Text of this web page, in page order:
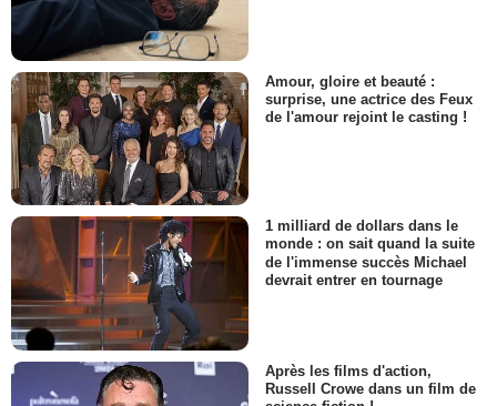
Amour, gloire et beauté :
surprise, une actrice des Feux
de l'amour rejoint le casting !
1 milliard de dollars dans le
monde : on sait quand la suite
de l'immense succès Michael
devrait entrer en tournage
Après les films d'action,
Russell Crowe dans un film de